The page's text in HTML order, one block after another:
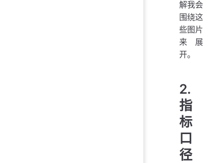
解我会
围绕这
些图片
来展
开。
2.
指
标
口
径